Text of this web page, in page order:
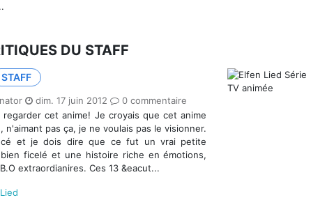
DU STAFF
STAFF
dim. 17 juin 2012
0 commentaire
cet anime! Je croyais que cet anime
pas ça, je ne voulais pas le visionner.
et je dois dire que ce fut un vrai petite
ficelé et une histoire riche en émotions,
extraordianires. Ces 13 &eacut...